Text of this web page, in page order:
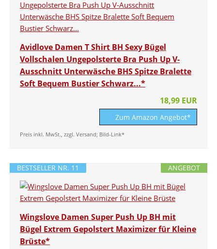
Avidlove Damen T Shirt BH Sexy Bügel
Vollschalen Ungepolsterte Bra Push Up V-
Ausschnitt Unterwäsche BHS Spitze Bralette
Soft Bequem Bustier Schwarz...*
18,99 EUR
Zum Amazon Angebot*
Preis inkl. MwSt., zzgl. Versand; Bild-Link*
ANGEBOT
BESTSELLER NR. 11
Wingslove Damen Super Push Up BH mit
Bügel Extrem Gepolstert Maximizer für Kleine
Brüste*